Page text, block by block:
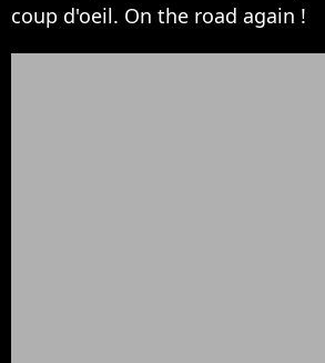
coup d'oeil. On the road again !